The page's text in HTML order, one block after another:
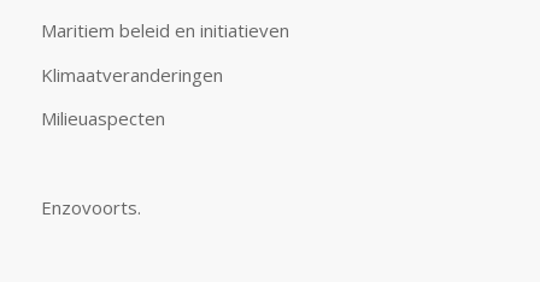
Maritiem beleid en initiatieven
Klimaatveranderingen
Milieuaspecten
Enzovoorts.